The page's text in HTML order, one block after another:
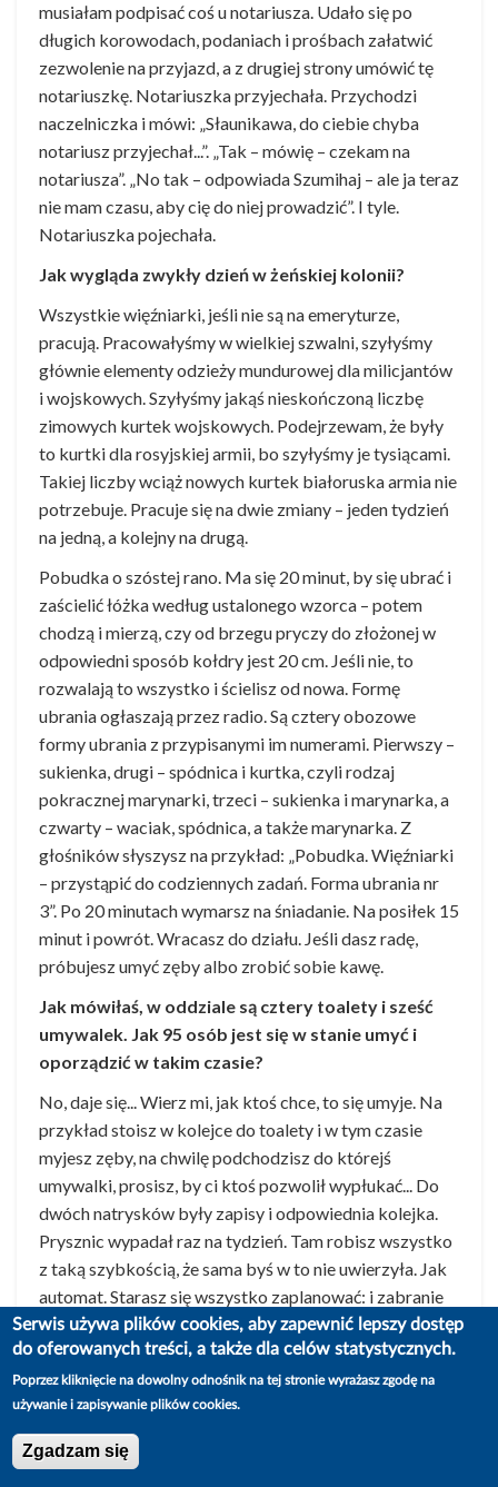
musiałam podpisać coś u notariusza. Udało się po
długich korowodach, podaniach i prośbach załatwić
zezwolenie na przyjazd, a z drugiej strony umówić tę
notariuszkę. Notariuszka przyjechała. Przychodzi
naczelniczka i mówi: „Słaunikawa, do ciebie chyba
notariusz przyjechał...”. „Tak – mówię – czekam na
notariusza”. „No tak – odpowiada Szumihaj – ale ja teraz
nie mam czasu, aby cię do niej prowadzić”. I tyle.
Notariuszka pojechała.
Jak wygląda zwykły dzień w żeńskiej kolonii?
Wszystkie więźniarki, jeśli nie są na emeryturze,
pracują. Pracowałyśmy w wielkiej szwalni, szyłyśmy
głównie elementy odzieży mundurowej dla milicjantów
i wojskowych. Szyłyśmy jakąś nieskończoną liczbę
zimowych kurtek wojskowych. Podejrzewam, że były
to kurtki dla rosyjskiej armii, bo szyłyśmy je tysiącami.
Takiej liczby wciąż nowych kurtek białoruska armia nie
potrzebuje. Pracuje się na dwie zmiany – jeden tydzień
na jedną, a kolejny na drugą.
Pobudka o szóstej rano. Ma się 20 minut, by się ubrać i
zaścielić łóżka według ustalonego wzorca – potem
chodzą i mierzą, czy od brzegu pryczy do złożonej w
odpowiedni sposób kołdry jest 20 cm. Jeśli nie, to
rozwalają to wszystko i ścielisz od nowa. Formę
ubrania ogłaszają przez radio. Są cztery obozowe
formy ubrania z przypisanymi im numerami. Pierwszy –
sukienka, drugi – spódnica i kurtka, czyli rodzaj
pokracznej marynarki, trzeci – sukienka i marynarka, a
czwarty – waciak, spódnica, a także marynarka. Z
głośników słyszysz na przykład: „Pobudka. Więźniarki
– przystąpić do codziennych zadań. Forma ubrania nr
3”. Po 20 minutach wymarsz na śniadanie. Na posiłek 15
minut i powrót. Wracasz do działu. Jeśli dasz radę,
próbujesz umyć zęby albo zrobić sobie kawę.
Jak mówiłaś, w oddziale są cztery toalety i sześć
umywalek. Jak 95 osób jest się w stanie umyć i
oporządzić w takim czasie?
No, daje się... Wierz mi, jak ktoś chce, to się umyje. Na
przykład stoisz w kolejce do toalety i w tym czasie
myjesz zęby, na chwilę podchodzisz do którejś
umywalki, prosisz, by ci ktoś pozwolił wypłukać... Do
dwóch natrysków były zapisy i odpowiednia kolejka.
Prysznic wypadał raz na tydzień. Tam robisz wszystko
z taką szybkością, że sama byś w to nie uwierzyła. Jak
automat. Starasz się wszystko zaplanować: i zabranie
rzeczy zkieszarki, i włożenie ich z powrotem, i
włączenie czajnika, i napisanie choć kawałka listu. Jak
coś ci ten plan zakłóci, to wszystko leci na twarz...
sprawdzana po nazwisku. Funkcjonariusze przechodzą
z listami wzdłuż szeregów, wyczytują nazwiska, a ty
Serwis używa plików cookies, aby zapewnić lepszy dostęp
do oferowanych treści, a także dla celów statystycznych.
Poprzez kliknięcie na dowolny odnośnik na tej stronie wyrażasz zgodę na
używanie i zapisywanie plików cookies.
Zgadzam się